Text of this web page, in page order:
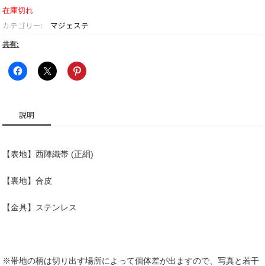
在庫切れ
カテゴリー: マジェステ
共有:
説明
【表地】西陣織帯 (正絹)
【裏地】合皮
【金具】ステンレス
※帯地の柄は切り出す場所によって個体差が出ますので、写真と若干